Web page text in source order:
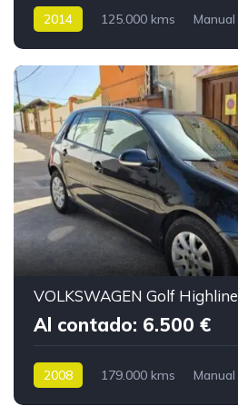
2014 125.000 kms Manual
VOLKSWAGEN Golf Highline
Al contado: 6.500 €
2008 179.000 kms Manual